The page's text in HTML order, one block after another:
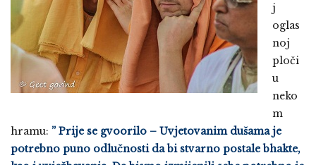
j
oglas
noj
ploči
u
neko
m
hramu: ” Prije se gvoorilo – Uvjetovanim dušama je
potrebno puno odlučnosti da bi stvarno postale bhakte,